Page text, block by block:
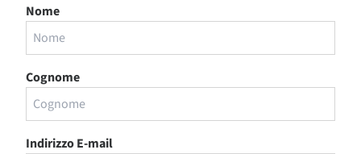
Nome
Cognome
Indirizzo E-mail